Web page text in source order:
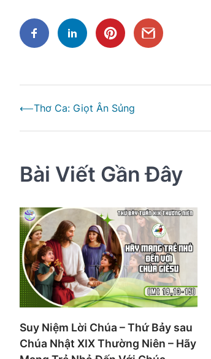
hướng
bài
⟵Thơ Ca: Giọt Ân Sủng
Bài Viết Gần Đây
Suy Niệm Lời Chúa – Thứ Bảy sau
Chúa Nhật XIX Thường Niên – Hãy